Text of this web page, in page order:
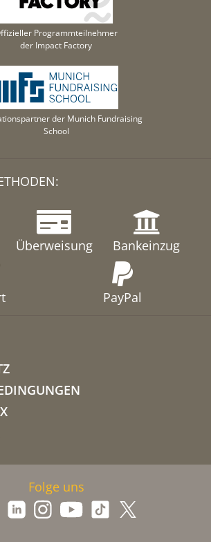
Programmteilnehmer
der Impact Factory
der Munich Fundraising
School
Überweisung Bankeinzug
PayPal
Folge uns